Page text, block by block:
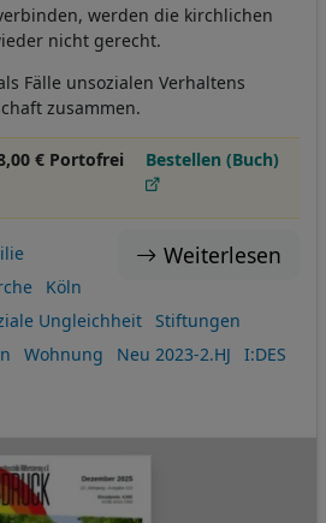
werden die kirchlichen
nicht gerecht.
Fälle unsozialen Verhaltens
zusammen.
€ Portofrei Bestellen (Buch)
Weiterlesen
Köln
Ungleichheit
Stiftungen
Wohnung Neu 2023-2.HJ
I:DES